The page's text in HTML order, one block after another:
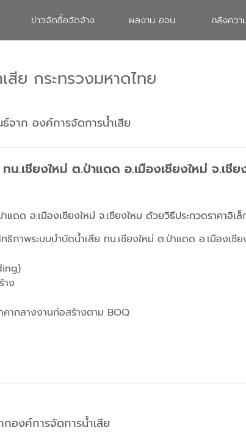
ข่าวจัดซื้อจัดจ้าง ผลงาน อจน. คลังควา
สีย กระทรวงมหาดไทย
จาก องค์การจัดการน้ำเสีย
น.เชียงใหม่ ต.ป่าแดด อ.เมืองเชียงใหม่ จ.เชี
แดด อ.เมืองเชียงใหม่ จ.เชียงใหม ด้วยวิธีประกวดราคา
ธิภาพระบบบำบัดน้ำเสีย ทน.เชียงใหม่ ต.ป่าแดด อ.เมืองเชี
าง
คากลางงานก่อสร้างตาม BOQ
กองค์การจัดการน้ำเสีย